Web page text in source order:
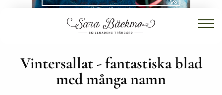
Vintersallat - fantastiska blad
med många namn